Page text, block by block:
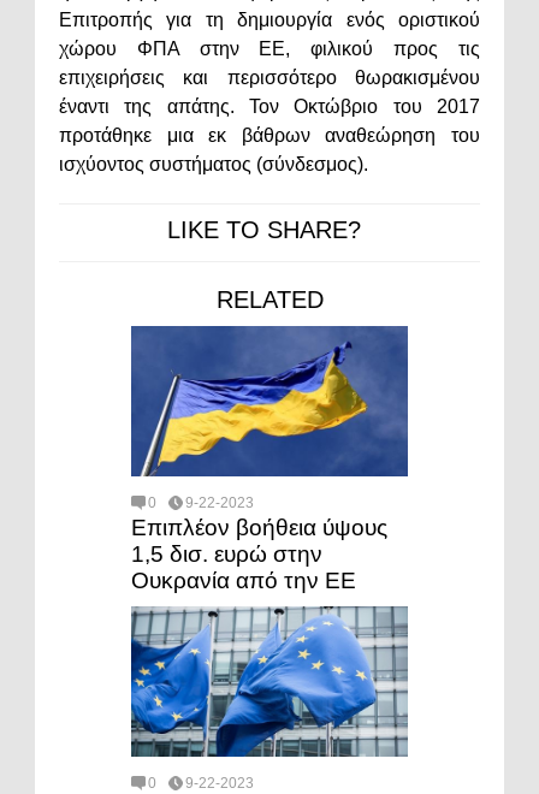
Επιτροπής για τη δημιουργία ενός οριστικού
χώρου ΦΠΑ στην ΕΕ, φιλικού προς τις
επιχειρήσεις και περισσότερο θωρακισμένου
έναντι της απάτης. Τον Οκτώβριο του 2017
προτάθηκε μια εκ βάθρων αναθεώρηση του
ισχύοντος συστήματος (σύνδεσμος).
LIKE TO SHARE?
RELATED
0 9-22-2023
Επιπλέον βοήθεια ύψους
1,5 δισ. ευρώ στην
Ουκρανία από την ΕΕ
0 9-22-2023